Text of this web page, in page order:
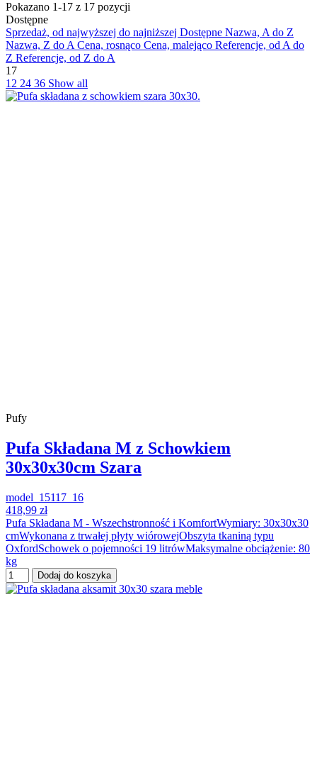
Pokazano 1-17 z 17 pozycji
Dostępne
Sprzedaż, od najwyższej do najniższej Dostępne Nazwa, A do Z
Nazwa, Z do ACena, rosnąco Cena, malejąco Referencje, od A do
Z Referencje, od Z do A
17
12 24 36 Show all
Pufy
Pufa Składana M z Schowkiem
30x30x30cm Szara
model_15117_16
418,99 zł
Pufa Składana M - Wszechstronność i KomfortWymiary: 30x30x30
cmWykonana z trwałej płyty wiórowejObszyta tkaniną typu
OxfordSchowek o pojemności 19 litrówMaksymalne obciążenie: 80
kg
Dodaj do koszyka